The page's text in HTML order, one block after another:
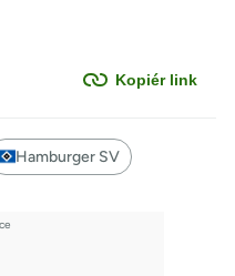
Kopiér link
Hamburger SV